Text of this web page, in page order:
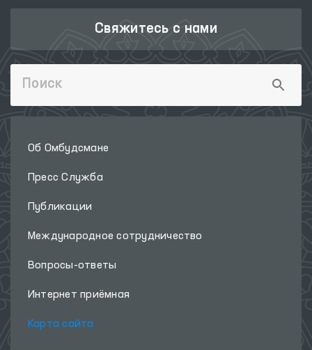
Свяжитесь с нами
Об Омбудсмане
Пресс Служба
Публикации
Международное сотрудничество
Вопросы-ответы
Интернет приёмная
Карта сайта